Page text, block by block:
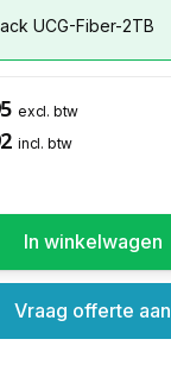
UCG-Fiber-2TB
excl. btw
incl. btw
In winkelwagen
Vraag offerte aan